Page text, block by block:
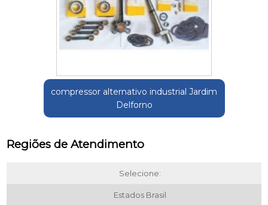
compressor alternativo industrial Jardim
Delforno
Regiões de Atendimento
Selecione:
Estados Brasil